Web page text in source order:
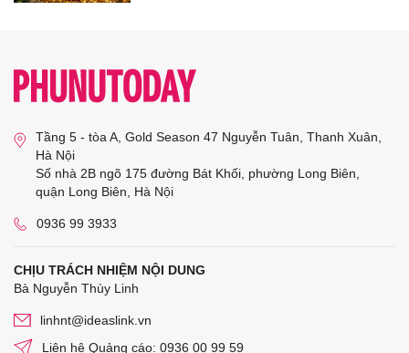
Tầng 5 - tòa A, Gold Season 47 Nguyễn Tuân, Thanh Xuân,
Hà Nội
Số nhà 2B ngõ 175 đường Bát Khối, phường Long Biên,
quận Long Biên, Hà Nội
0936 99 3933
CHỊU TRÁCH NHIỆM NỘI DUNG
Bà Nguyễn Thùy Linh
linhnt@ideaslink.vn
Liên hệ Quảng cáo: 0936 00 99 59